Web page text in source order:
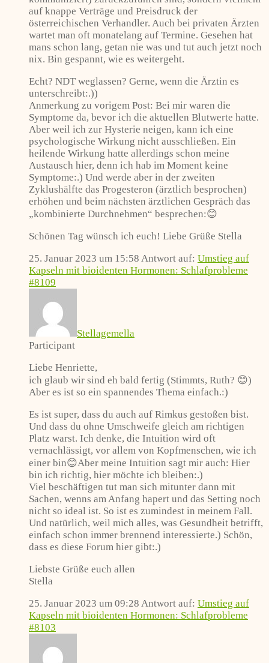
auf knappe Verträge und Preisdruck der
österreichischen Verhandler. Auch bei privaten Ärzten
wartet man oft monatelang auf Termine. Gesehen hat
mans schon lang, getan nie was und tut auch jetzt noch
nix. Bin gespannt, wie es weitergeht.
Echt? NDT weglassen? Gerne, wenn die Ärztin es
unterschreibt:.))
Anmerkung zu vorigem Post: Bei mir waren die
Symptome da, bevor ich die aktuellen Blutwerte hatte.
Aber weil ich zur Hysterie neigen, kann ich eine
psychologische Wirkung nicht ausschließen. Ein
heilende Wirkung hatte allerdings schon meine
Austausch hier, denn ich hab im Moment keine
Symptome:.) Und werde aber in der zweiten
Zyklushälfte das Progesteron (ärztlich besprochen)
erhöhen und beim nächsten ärztlichen Gespräch das
„kombinierte Durchnehmen“ besprechen:😊
Schönen Tag wünsch ich euch! Liebe Grüße Stella
25. Januar 2023 um 15:58 Antwort auf: Umstieg auf
Kapseln mit bioidenten Hormonen: Schlafprobleme
#8109
Stellagemella
Participant
Liebe Henriette,
ich glaub wir sind eh bald fertig (Stimmts, Ruth? 😊)
Aber es ist so ein spannendes Thema einfach.:)
Es ist super, dass du auch auf Rimkus gestoßen bist.
Und dass du ohne Umschweife gleich am richtigen
Platz warst. Ich denke, die Intuition wird oft
vernachlässigt, vor allem von Kopfmenschen, wie ich
einer bin😊Aber meine Intuition sagt mir auch: Hier
bin ich richtig, hier möchte ich bleiben:.)
Viel beschäftigen tut man sich mitunter dann mit
Sachen, wenns am Anfang hapert und das Setting noch
nicht so ideal ist. So ist es zumindest in meinem Fall.
Und natürlich, weil mich alles, was Gesundheit betrifft,
einfach schon immer brennend interessierte.) Schön,
dass es diese Forum hier gibt:.)
Liebste Grüße euch allen
Stella
25. Januar 2023 um 09:28 Antwort auf: Umstieg auf
Kapseln mit bioidenten Hormonen: Schlafprobleme
#8103